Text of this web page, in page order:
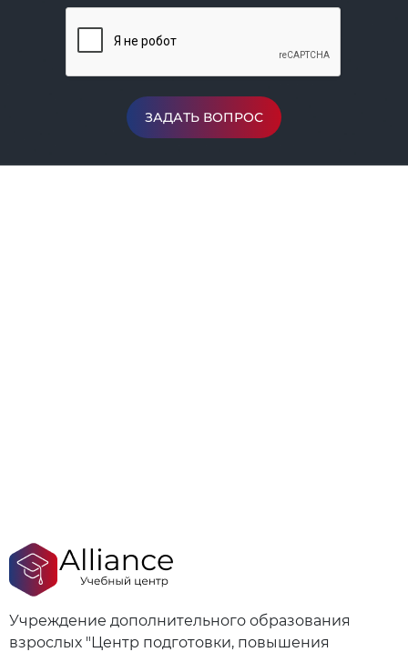
ЗАДАТЬ ВОПРОС
Учреждение дополнительного образования
взрослых "Центр подготовки, повышения